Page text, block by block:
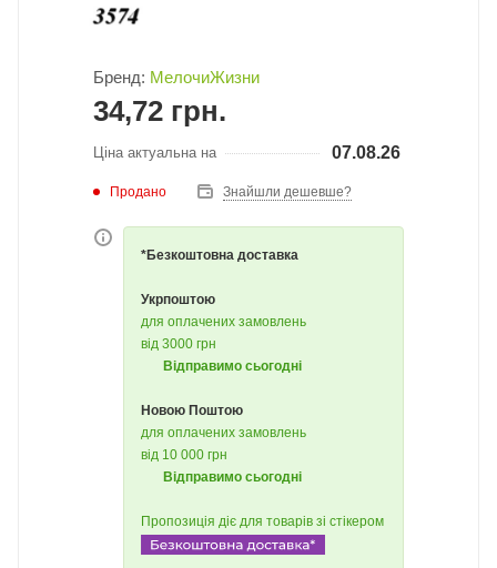
Бренд: МелочиЖизни
34,72 грн.
Ціна актуальна на 07.08.26
Продано Знайшли дешевше?
*Безкоштовна доставка
Укрпоштою
для оплачених замовлень
від 3000 грн
Відправимо сьогодні
Новою Поштою
для оплачених замовлень
від 10 000 грн
Відправимо сьогодні
Пропозиція діє для товарів зі стікером